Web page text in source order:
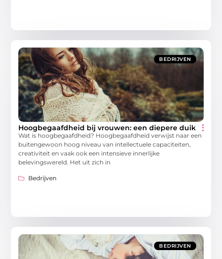
BEDRIJVEN
Hoogbegaafdheid bij vrouwen: een diepere duik
Wat is hoogbegaafdheid? Hoogbegaafdheid verwijst naar een
buitengewoon hoog niveau van intellectuele capaciteiten,
creativiteit en vaak ook een intensieve innerlijke
belevingswereld. Het uit zich in
Bedrijven
BEDRIJVEN